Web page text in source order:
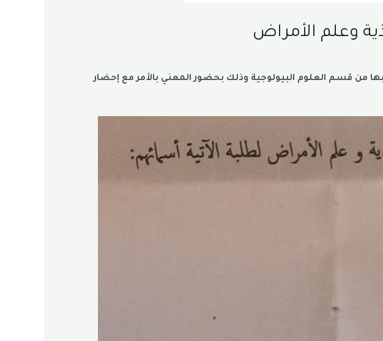
وعلم الأمراض
قسم العلوم البيولوجية وذلك بحضور المعني بالأمر مع إحضار